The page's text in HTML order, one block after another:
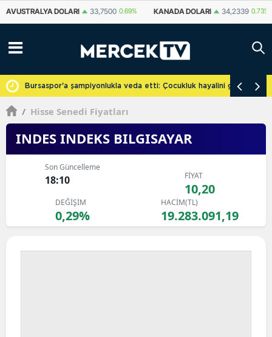
KANADA DOLARI 34,2339 0.73% İSVIÇRE FRANKI 59,1179 0.82%
Bursaspor'a şampiyonlukla veda etti: Çocukluk hayalini
/ Hisse Senedi Fiyatları
INDES INDEKS BILGISAYAR
Son Güncelleme
18:10 FİYAT
10,20
DEĞİŞİM
0,29%
HACİM(TL)
19.283.091,19